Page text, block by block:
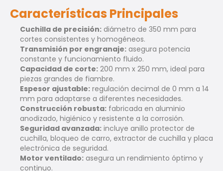
Características Principales
Cuchilla de precisión: diámetro de 350 mm para
cortes consistentes y homogéneos.
Transmisión por engranaje: asegura potencia
constante y funcionamiento fluido.
Capacidad de corte: 200 mm x 250 mm, ideal para
piezas grandes de fiambre.
Espesor ajustable: regulación decimal de 0 mm a 14
mm para adaptarse a diferentes necesidades.
Construcción robusta: fabricada en aluminio
anodizado, higiénico y resistente a la corrosión.
Seguridad avanzada: incluye anillo protector de
cuchilla, bloqueo de carro, extractor de cuchilla y placa
electrónica de seguridad.
Motor ventilado: asegura un rendimiento óptimo y
continuo.